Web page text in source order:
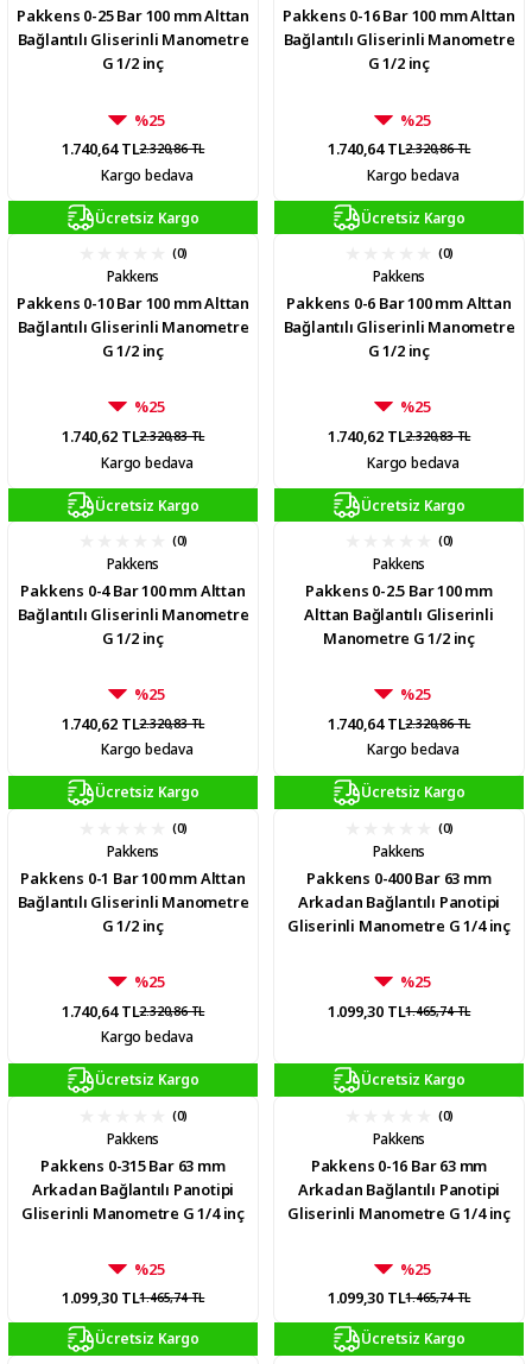
Pakkens 0-25 Bar 100 mm Alttan
Bağlantılı Gliserinli Manometre
G 1/2 inç
%25
1.740,64 TL2.320,86 TL
Kargo bedava
Pakkens 0-16 Bar 100 mm Alttan
Bağlantılı Gliserinli Manometre
G 1/2 inç
%25
1.740,64 TL2.320,86 TL
Kargo bedava
Ücretsiz Kargo
(0)
Pakkens
Pakkens 0-10 Bar 100 mm Alttan
Bağlantılı Gliserinli Manometre
G 1/2 inç
%25
1.740,62 TL2.320,83 TL
Kargo bedava
Ücretsiz Kargo
(0)
Pakkens
Pakkens 0-6 Bar 100 mm Alttan
Bağlantılı Gliserinli Manometre
G 1/2 inç
%25
1.740,62 TL2.320,83 TL
Kargo bedava
Ücretsiz Kargo
(0)
Pakkens
Pakkens 0-4 Bar 100 mm Alttan
Bağlantılı Gliserinli Manometre
G 1/2 inç
%25
1.740,62 TL2.320,83 TL
Kargo bedava
Ücretsiz Kargo
(0)
Pakkens
Pakkens 0-2.5 Bar 100 mm
Alttan Bağlantılı Gliserinli
Manometre G 1/2 inç
%25
1.740,64 TL2.320,86 TL
Kargo bedava
Ücretsiz Kargo
(0)
Pakkens
Pakkens 0-1 Bar 100 mm Alttan
Bağlantılı Gliserinli Manometre
G 1/2 inç
%25
1.740,64 TL2.320,86 TL
Kargo bedava
Ücretsiz Kargo
(0)
Pakkens
Pakkens 0-400 Bar 63 mm
Arkadan Bağlantılı Panotipi
Gliserinli Manometre G 1/4 inç
%25
1.099,30 TL1.465,74 TL
Ücretsiz Kargo
(0)
Pakkens
Pakkens 0-315 Bar 63 mm
Arkadan Bağlantılı Panotipi
Gliserinli Manometre G 1/4 inç
%25
1.099,30 TL1.465,74 TL
Ücretsiz Kargo
(0)
Pakkens
Pakkens 0-16 Bar 63 mm
Arkadan Bağlantılı Panotipi
Gliserinli Manometre G 1/4 inç
%25
1.099,30 TL1.465,74 TL
Ücretsiz Kargo Ücretsiz Kargo